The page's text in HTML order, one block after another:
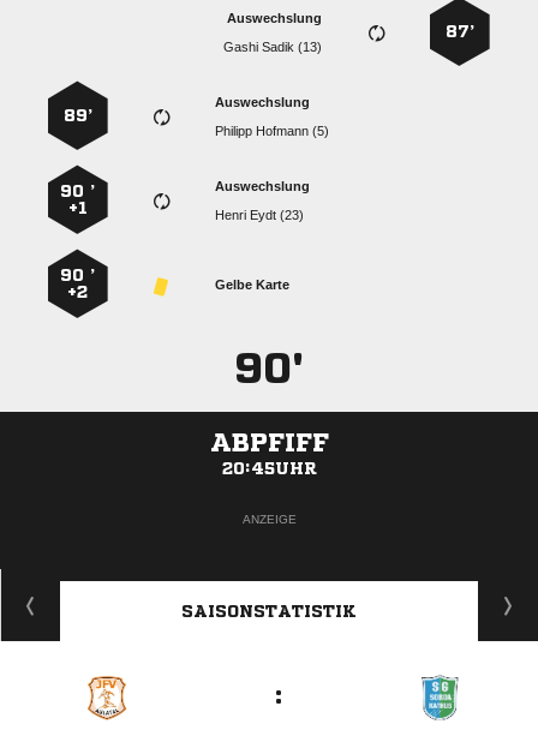
87’
Auswechslung
  
Auswechslung
  
89’
Auswechslung
  
90 ’
+1
Gelbe Karte
90 ’
+2
90'
ABPFIFF
20:45UHR
ANZEIGE
SAISONSTATISTIK
: